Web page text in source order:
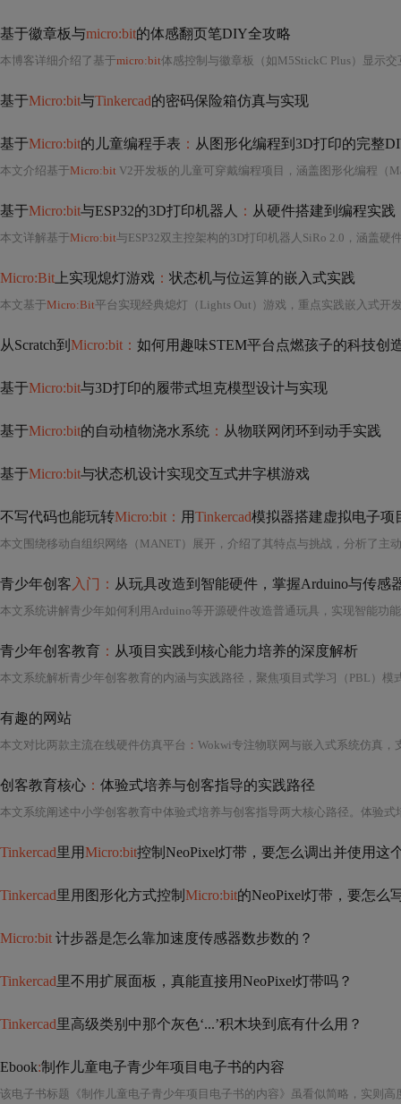
基于徽章板与micro:bit的体感翻页笔DIY全攻略
本博客详细介绍了基于micro:bit体感控制与徽章板（如M5StickC Plus）显示交互
基于Micro:bit与Tinkercad的密码保险箱仿真与实现
基于Micro:bit的儿童编程手表 ： 从图形化编程到3D打印的完整
本文介绍基于Micro:bit V2开发板的儿童可穿戴编程项目，涵盖图形化编程（
基于Micro:bit与ESP32的3D打印机器人 ： 从硬件搭建到编程实践
本文详解基于Micro:bit与ESP32双主控架构的3D打印机器人SiRo 2.0，涵盖硬件设计（双核分工、3D结构件、传感器选型）、电路连接（UART通信、电源隔离、飞线规范）、软件编程（MakeCode图形化、MicroPython、Arduino
Micro:Bit 上实现熄灯游戏 ： 状态机与位运算的嵌入式实践
本文基于Micro:Bit平台实现经典熄灯（Lights Out）游戏，重点实践嵌入式开发中的状态机设计、位运算优化与硬件交互策略。通过两个物理按钮的长短
从Scratch到 Micro:bit： 如何用趣味STEM平台点燃孩子的科技创
基于Micro:bit与3D打印的履带式坦克模型设计与实现
基于Micro:bit的自动植物浇水系统 ： 从物联网闭环到动手实践
基于Micro:bit与状态机设计实现交互式井字棋游戏
不写代码也能玩转Micro:bit： 用Tinkercad模拟器搭建虚拟电子项
青少年创客 入门： 从玩具改造到智能硬件，掌握Arduino与传感
青少年创客教育 ： 从项目实践到核心能力培养的深度解析
本文系统解析青少年创客教育的内涵与实践路径，聚焦项目式学习（PBL）模
有趣的网站
本文对比两款主流在线硬件仿真平台 ： Wokwi专注物联网与嵌入式系统仿真，支持ESP32/Arduino/STM32/
创客教育核心 ： 体验式培养与创客指导的实践路径
Tinkercad里用Micro:bit控制NeoPixel灯带，要怎么调出并使用这
Tinkercad里用图形化方式控制 Micro:bit的NeoPixel灯带，要怎么
Micro:bit 计步器是怎么靠加速度传感器数步数的？
Tinkercad里不用扩展面板，真能直接用NeoPixel灯带吗？
Tinkercad里高级类别中那个灰色‘...’积木块到底有什么用？
Ebook:制作儿童电子青少年项目电子书的内容